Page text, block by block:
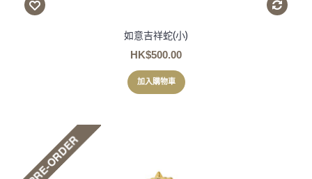
如意吉祥蛇(小)
HK$500.00
加入購物車